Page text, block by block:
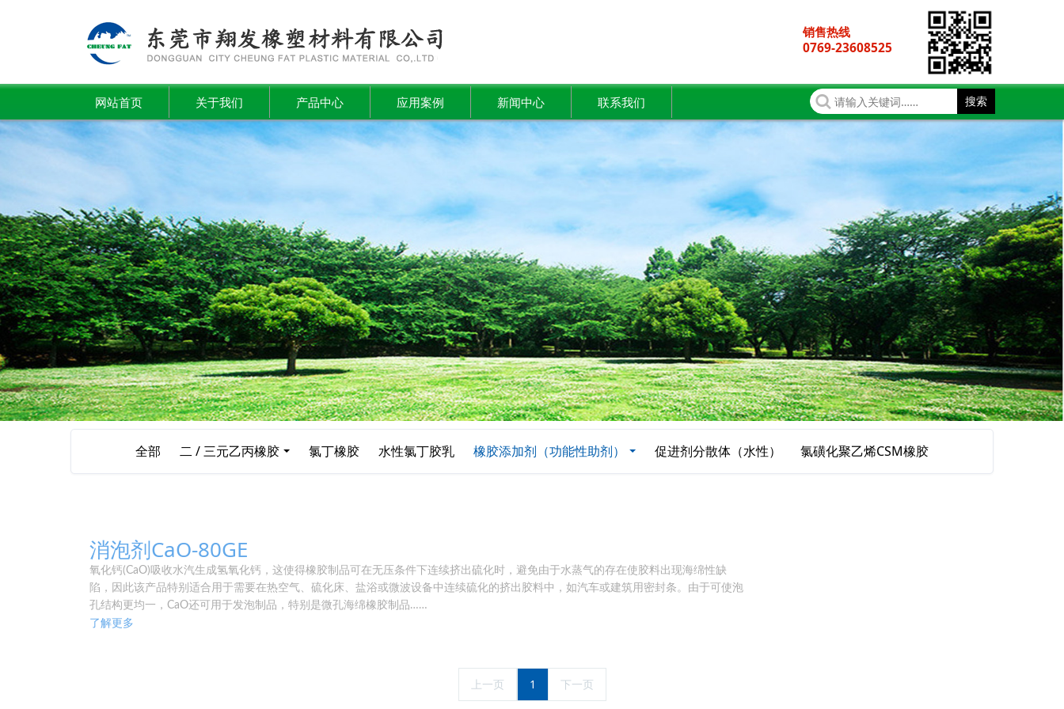
销售热线
0769-23608525
网站首页 关于我们 产品中心 应用案例 新闻中心 联系我们 搜索
全部 二 / 三元乙丙橡胶 氯丁橡胶 水性氯丁胶乳 橡胶添加剂（功能性助剂） 促进剂分散体（水性） 氯磺化聚乙烯CSM橡胶
消泡剂CaO-80GE
氧化钙(CaO)吸收水汽生成氢氧化钙，这使得橡胶制品可在无压条件下连续挤出硫化时，避免由于水蒸气的存在使胶料出现海绵性缺
陷，因此该产品特别适合用于需要在热空气、硫化床、盐浴或微波设备中连续硫化的挤出胶料中，如汽车或建筑用密封条。由于可使泡
孔结构更均一，CaO还可用于发泡制品，特别是微孔海绵橡胶制品……
了解更多
上一页 1 下一页